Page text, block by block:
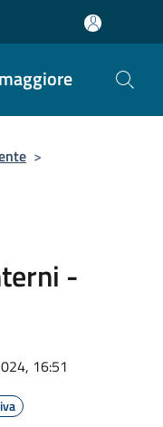
>
-
16:51